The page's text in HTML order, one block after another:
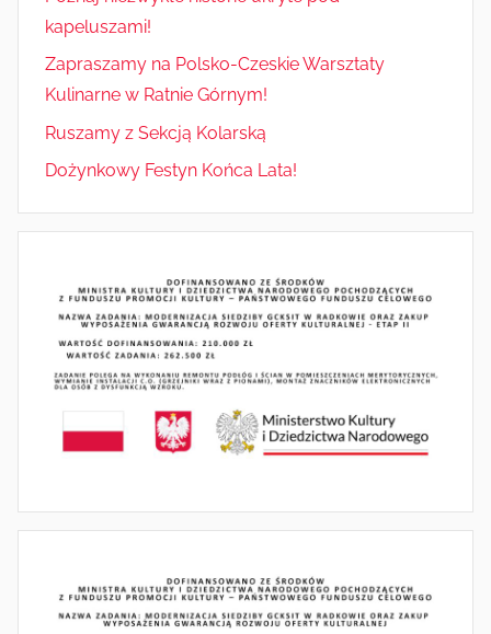
kapeluszami!
Zapraszamy na Polsko-Czeskie Warsztaty
Kulinarne w Ratnie Górnym!
Ruszamy z Sekcją Kolarską
Dożynkowy Festyn Końca Lata!